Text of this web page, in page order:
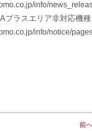
info/
プラスエリア非対応機
info/notice/
前